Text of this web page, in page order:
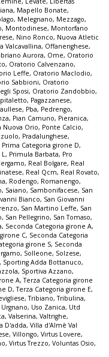
, Mapello Bonate,
, Melegnano, Mezzago,
, Montodinese, Montorfano
, Nino Ronco, Nuova Atletic
Valcavallina, Offanenghese,
Aurora, Ome, Oratorio
, Oratorio Calvenzano,
Leffe, Oratorio Maclodio,
Sabbioni, Oratorio
Sposi, Oratorio Zandobbio,
, Pagazzanese,
, Pba, Pedrengo,
, Pian Camuno, Pieranica,
Nuova Orio, Ponte Calcio,
, Pradalunghese,
Prima Categoria girone D,
, Primula Barbata, Pro
, Real Bolgare, Real
, Real Qcm, Real Rovato,
, Rodengo, Romanengo,
, Saiano, Sambonifacese, San
Bianco, San Giovanni
, San Martino Leffe, San
, San Pellegrino, San Tomaso,
, Seconda Categoria girone A,
C, Seconda Categoria
girone S, Seconda
, Solleone, Solzese,
, Sporting Adda Bottanuco,
, Sportiva Azzano,
A,Terza Categoria girone
D,Terza Categoria girone E,
,Tribiano,Tribulina,
, Uso Zanica, Utd
, Valserina, Valtrighe,
D'adda, Villa d'Almè Val
, Villongo, Virtus Lovere,
, Virtus Trezzo, Voluntas Osio,